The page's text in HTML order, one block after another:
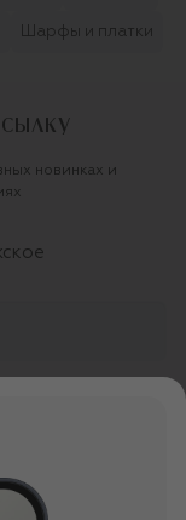
Шарфы и платки
новинках и